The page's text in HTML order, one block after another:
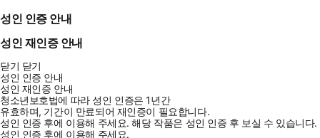
성인 인증 안내
성인 재인증 안내
닫기 닫기
성인 인증 안내
성인 재인증 안내
청소년보호법에 따라 성인 인증은 1년간
유효하며, 기간이 만료되어 재인증이 필요합니다.
성인 인증 후에 이용해 주세요.해당 작품은 성인 인증 후 보실 수 있습니다.
성인 인증 후에 이용해 주세요.